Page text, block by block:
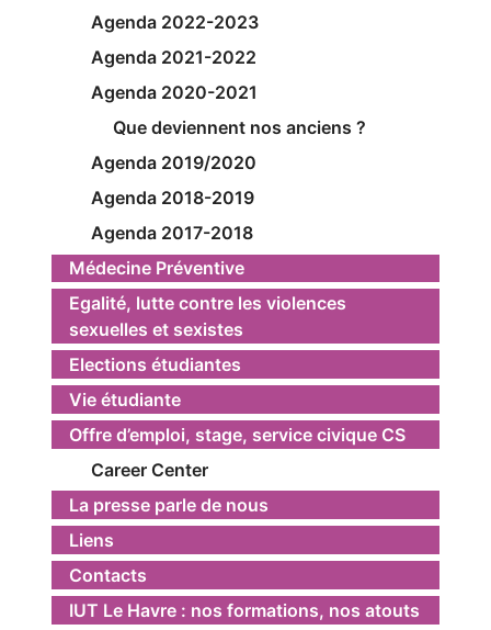
Agenda 2022-2023
Agenda 2021-2022
Agenda 2020-2021
Que deviennent nos anciens ?
Agenda 2019/2020
Agenda 2018-2019
Agenda 2017-2018
Médecine Préventive
Egalité, lutte contre les violences
sexuelles et sexistes
Elections étudiantes
Vie étudiante
Offre d’emploi, stage, service civique CS
Career Center
La presse parle de nous
Liens
Contacts
IUT Le Havre : nos formations, nos atouts